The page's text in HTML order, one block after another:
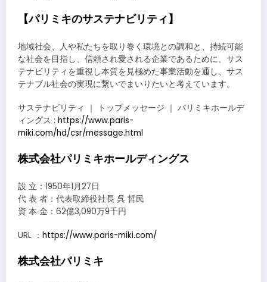
【パリミキのサステナビリティ】
地域社会、人や私たちを取り巻く環境との調和と、持続可能
な社会を目指し、信頼され愛される企業であるために、サス
テナビリティを重視し本質を見極めた事業活動を通し、サス
テナブル社会の実現に繋いでまいりたいと考えています。
サステナビリティ ｜ トップメッセージ ｜ パリミキホールデ
ィングス : https://www.paris-
miki.com/hd/csr/message.html
株式会社パリミキホールディングス
設 立：1950年1月27日
代 表 者：代表取締役社長 呉 哲民
資 本 金：62億3,090万9千円
URL ： https://www.paris-miki.com/
株式会社パリミキ